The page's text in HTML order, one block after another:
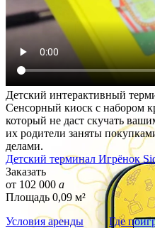
Детский интерактивный
Сенсорный киоск с набором
который не даст скучать
их родители заняты
делами.
Детский терминал Игрёнок
Заказать
от 102 000 a
Площадь 0,09 м²
Условия аренды
Где